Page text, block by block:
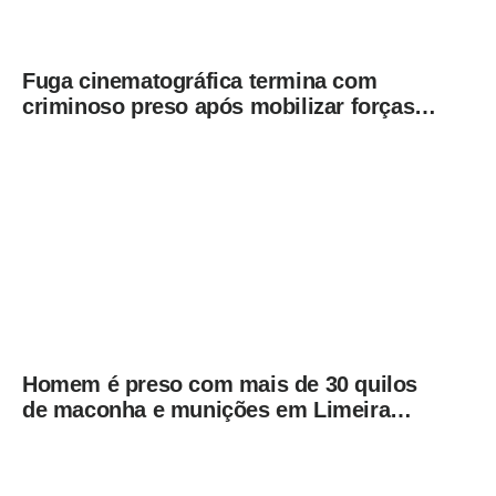
Fuga cinematográfica termina com
criminoso preso após mobilizar forças
Homem é preso com mais de 30 quilos
de maconha e munições em Limeira